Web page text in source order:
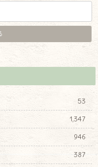
53
1,347
946
387